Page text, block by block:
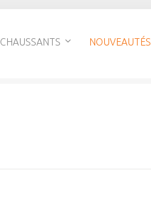
CHAUSSANTS NOUVEAUTÉS